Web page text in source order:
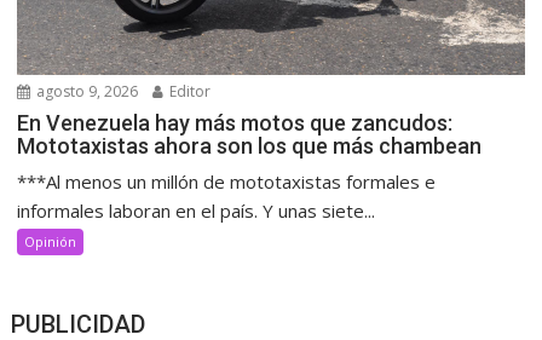
agosto 9, 2026 Editor
En Venezuela hay más motos que zancudos:
Mototaxistas ahora son los que más chambean
***Al menos un millón de mototaxistas formales e
informales laboran en el país. Y unas siete...
Opinión
PUBLICIDAD